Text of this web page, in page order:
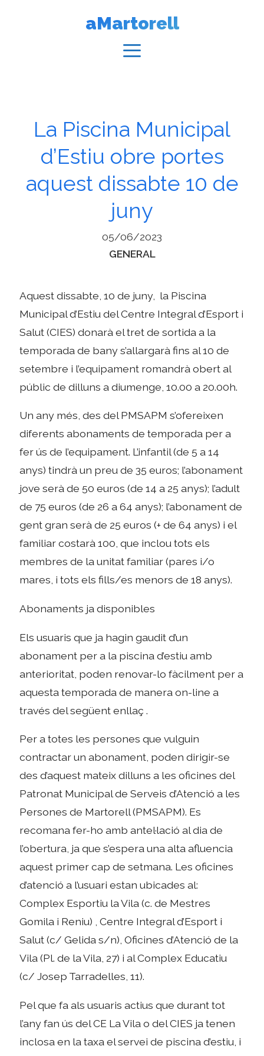
aMartorell
La Piscina Municipal
d’Estiu obre portes
aquest dissabte 10 de
juny
05/06/2023
Categories
GENERAL
Aquest dissabte, 10 de juny, la Piscina
Municipal d’Estiu del Centre Integral d’Esport i
Salut (CIES) donarà el tret de sortida a la
temporada de bany s’allargarà fins al 10 de
setembre i l’equipament romandrà obert al
públic de dilluns a diumenge, 10.00 a 20.00h.
Un any més, des del PMSAPM s’ofereixen
diferents abonaments de temporada per a
fer ús de l’equipament. L’infantil (de 5 a 14
anys) tindrà un preu de 35 euros; l’abonament
jove serà de 50 euros (de 14 a 25 anys); l’adult
de 75 euros (de 26 a 64 anys); l’abonament de
gent gran serà de 25 euros (+ de 64 anys) i el
familiar costarà 100, que inclou tots els
membres de la unitat familiar (pares i/o
mares, i tots els fills/es menors de 18 anys).
Abonaments ja disponibles
Els usuaris que ja hagin gaudit d’un
abonament per a la piscina d’estiu amb
anterioritat, poden renovar-lo fàcilment per a
aquesta temporada de manera on-line a
través del següent enllaç .
Per a totes les persones que vulguin
contractar un abonament, poden dirigir-se
des d’aquest mateix dilluns a les oficines del
Patronat Municipal de Serveis d’Atenció a les
Persones de Martorell (PMSAPM). Es
recomana fer-ho amb antel·lació al dia de
l’obertura, ja que s’espera una alta afluencia
aquest primer cap de setmana. Les oficines
d’atenció a l’usuari estan ubicades al:
Complex Esportiu la Vila (c. de Mestres
Gomila i Reniu) , Centre Integral d’Esport i
Salut (c/ Gelida s/n), Oficines d’Atenció de la
Vila (Pl. de la Vila, 27) i al Complex Educatiu
(c/ Josep Tarradelles, 11).
Pel que fa als usuaris actius que durant tot
l’any fan ús del CE La Vila o del CIES ja tenen
inclosa en la taxa el servei de piscina d’estiu, i